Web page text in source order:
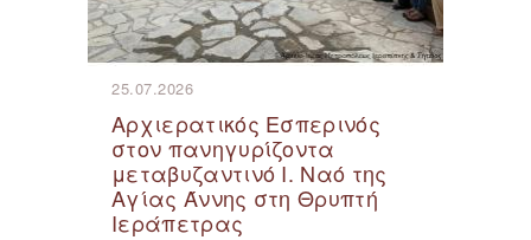
25.07.2026
Αρχιερατικός Εσπερινός
στον πανηγυρίζοντα
μεταβυζαντινό Ι. Ναό της
Αγίας Άννης στη Θρυπτή
Ιεράπετρας